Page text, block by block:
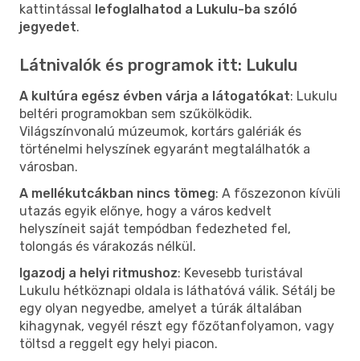
kattintással lefoglalhatod a Lukulu-ba szóló
jegyedet.
Látnivalók és programok itt: Lukulu
A kultúra egész évben várja a látogatókat: Lukulu
beltéri programokban sem szűkölködik.
Világszínvonalú múzeumok, kortárs galériák és
történelmi helyszínek egyaránt megtalálhatók a
városban.
A mellékutcákban nincs tömeg: A főszezonon kívüli
utazás egyik előnye, hogy a város kedvelt
helyszíneit saját tempódban fedezheted fel,
tolongás és várakozás nélkül.
Igazodj a helyi ritmushoz: Kevesebb turistával
Lukulu hétköznapi oldala is láthatóvá válik. Sétálj be
egy olyan negyedbe, amelyet a túrák általában
kihagynak, vegyél részt egy főzőtanfolyamon, vagy
töltsd a reggelt egy helyi piacon.